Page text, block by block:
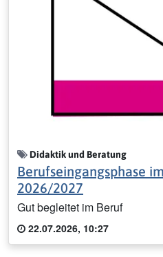
Didaktik und Beratung
Berufseingangsphase
2026/2027
Gut begleitet im Beruf
22.07.2026, 10:27